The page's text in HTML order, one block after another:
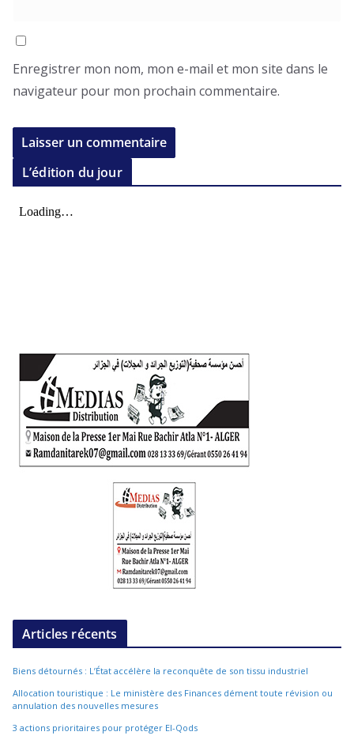
Enregistrer mon nom, mon e-mail et mon site dans le
navigateur pour mon prochain commentaire.
L’édition du jour
Articles récents
Biens détournés : L’État accélère la reconquête de son tissu industriel
Allocation touristique : Le ministère des Finances dément toute révision ou
annulation des nouvelles mesures
3 actions prioritaires pour protéger El-Qods